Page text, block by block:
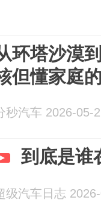
环塔沙漠
但懂家庭
秒汽车 2026-05-
到底是谁
级汽车日志